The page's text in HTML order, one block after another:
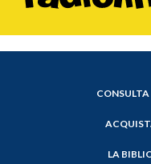
LA